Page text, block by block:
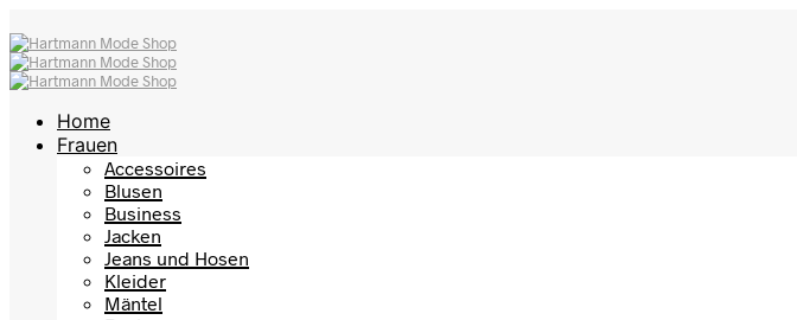
Home
Frauen
Accessoires
Blusen
Business
Jacken
Jeans und Hosen
Kleider
Mäntel